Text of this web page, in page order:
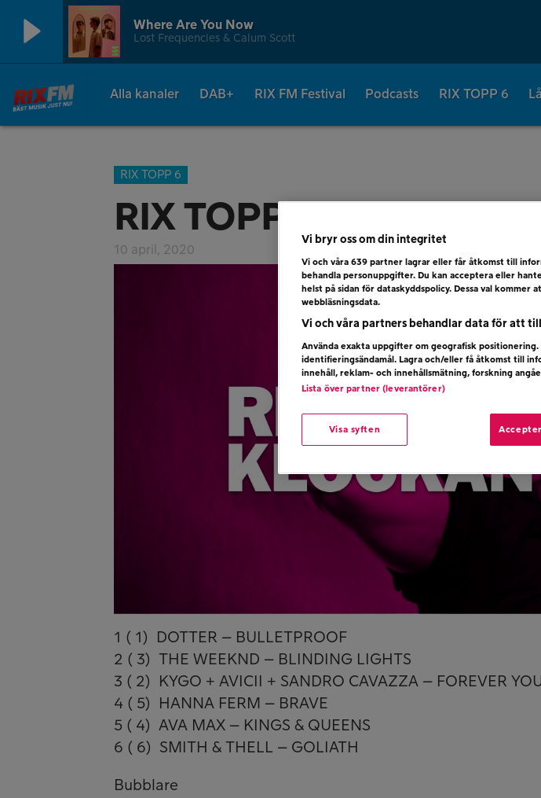
Where Are You Now
Lost Frequencies & Calum Scott
Alla kanaler DAB+ RIX FM Festival Podcasts RIX TOPP 6
RIX TOPP 6
RIX TOPP 6 – 10 APR
10 april, 2020
1 ( 1) DOTTER – BULLETPROOF
2 ( 3) THE WEEKND – BLINDING LIGHTS
3 ( 2) KYGO + AVICII + SANDRO CAVAZZA – FOREVER
4 ( 5) HANNA FERM – BRAVE
5 ( 4) AVA MAX – KINGS & QUEENS
6 ( 6) SMITH & THELL – GOLIATH
Bubblare
Vi bryr oss om din integritet
Vi och våra 639 partner lagrar eller får åtkomst till
behandla personuppgifter. Du kan acceptera eller
helst på sidan för dataskyddspolicy. Dessa val
webbläsningsdata.
Vi och våra partners behandlar data för att
Använda exakta uppgifter om geografisk
identifieringsändamål. Lagra och/eller få åtkomst till
innehåll, reklam- och innehållsmätning, forskning
Lista över partner (leverantörer)
Visa syften